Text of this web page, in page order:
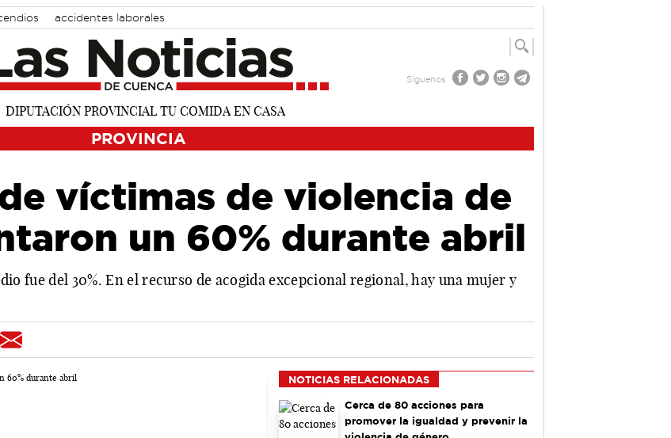
accidentes laborales
Síguenos
PROVINCIA
víctimas de violencia de
un 60% durante abril
fue del 30%. En el recurso de acogida excepcional regional, hay una mujer y
NOTICIAS RELACIONADAS
Cerca de 80 acciones para
promover la igualdad y prevenir la